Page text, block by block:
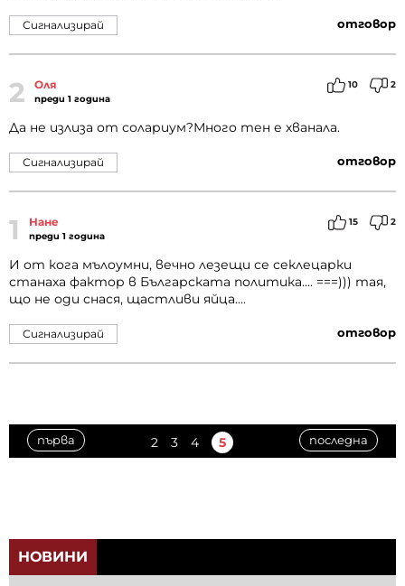
отговор
Сигнализирай
2 Оля
преди 1 година
10 2
Да не излиза от солариум?Много тен е хванала.
отговор
Сигнализирай
1 Нане
преди 1 година
15 2
И от кога мълоумни, вечно лезещи се секлецарки
станаха фактор в Българската политика.... ===))) тая,
що не оди снася, щастливи яйца....
отговор
Сигнализирай
първа 2 3 4 5 последна
НОВИНИ